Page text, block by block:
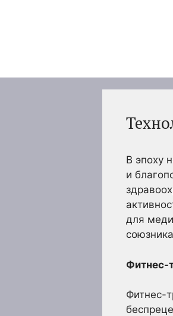
В эпоху
и
для
Фитнес-
Фитнес-